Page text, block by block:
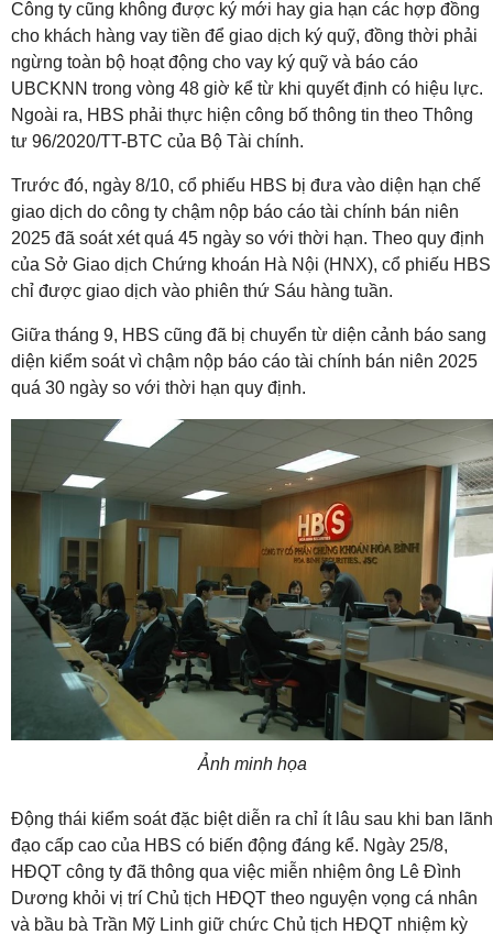
Công ty cũng không được ký mới hay gia hạn các hợp đồng
cho khách hàng vay tiền để giao dịch ký quỹ, đồng thời phải
ngừng toàn bộ hoạt động cho vay ký quỹ và báo cáo
UBCKNN trong vòng 48 giờ kể từ khi quyết định có hiệu lực.
Ngoài ra, HBS phải thực hiện công bố thông tin theo Thông
tư 96/2020/TT-BTC của Bộ Tài chính.
Trước đó, ngày 8/10, cổ phiếu HBS bị đưa vào diện hạn chế
giao dịch do công ty chậm nộp báo cáo tài chính bán niên
2025 đã soát xét quá 45 ngày so với thời hạn. Theo quy định
của Sở Giao dịch Chứng khoán Hà Nội (HNX), cổ phiếu HBS
chỉ được giao dịch vào phiên thứ Sáu hàng tuần.
Giữa tháng 9, HBS cũng đã bị chuyển từ diện cảnh báo sang
diện kiểm soát vì chậm nộp báo cáo tài chính bán niên 2025
quá 30 ngày so với thời hạn quy định.
Ảnh minh họa
Động thái kiểm soát đặc biệt diễn ra chỉ ít lâu sau khi ban lãnh
đạo cấp cao của HBS có biến động đáng kể. Ngày 25/8,
HĐQT công ty đã thông qua việc miễn nhiệm ông Lê Đình
Dương khỏi vị trí Chủ tịch HĐQT theo nguyện vọng cá nhân
và bầu bà Trần Mỹ Linh giữ chức Chủ tịch HĐQT nhiệm kỳ